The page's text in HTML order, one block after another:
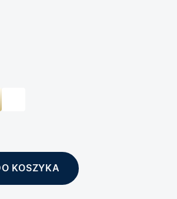
KOSZYKA